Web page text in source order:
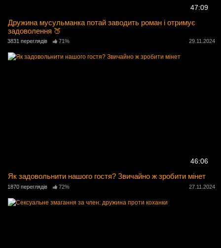
47:09
Дружина мусульманка потай заводить роман і отримує
задоволення 🍑
3831 переглядів 71% 29.11.2024
46:06
Як задовольнити нашого гостя? Звичайно ж зробити мінет
1870 переглядів 72% 27.11.2024